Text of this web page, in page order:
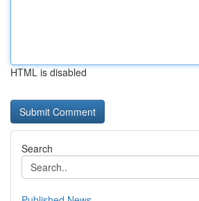
HTML is disabled
Search